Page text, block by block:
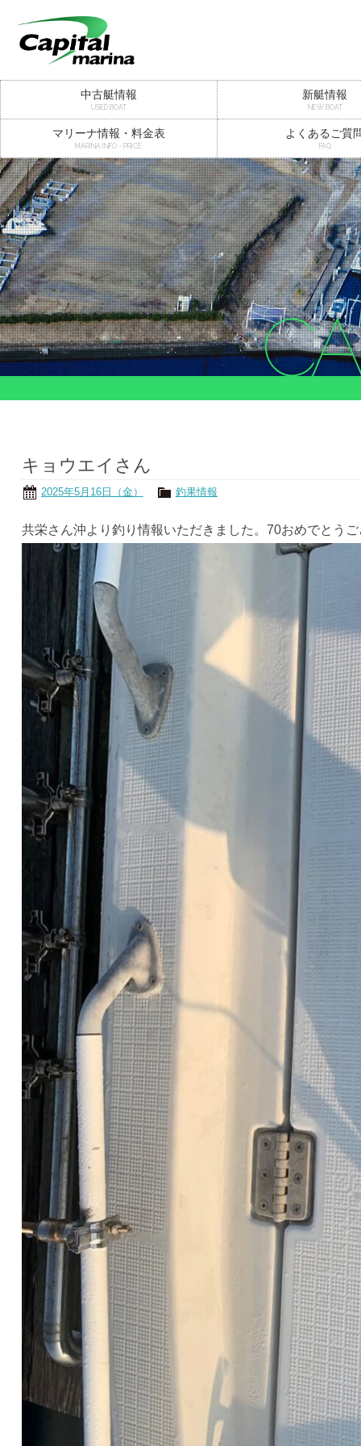
中古艇情報
USED BOAT
新艇情報
NEW BOAT
マリーナ情報・料金表
MARINA INFO・PRICE
よくあるご質
FAQ
キョウエイさん
2025年5月16日（金） 釣果情報
共栄さん沖より釣り情報いただきました。70おめでとう